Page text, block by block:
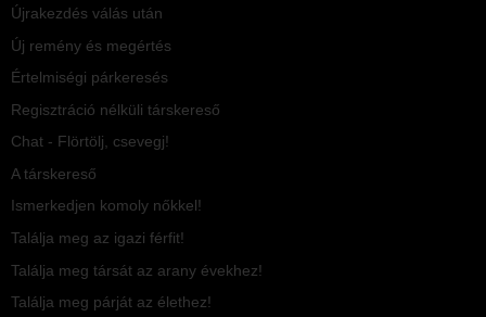
Újrakezdés válás után
Új remény és megértés
Értelmiségi párkeresés
Regisztráció nélküli társkereső
Chat - Flörtölj, csevegj!
A társkereső
Ismerkedjen komoly nőkkel!
Találja meg az igazi férfit!
Találja meg társát az arany évekhez!
Találja meg párját az élethez!